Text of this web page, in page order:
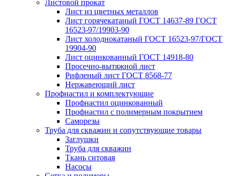
Листовой прокат
Лист из цветных металлов
Лист горячекатаный ГОСТ 14637-89 ГОСТ
16523-97/19903-90
Лист холоднокатаный ГОСТ 16523-97/ГОСТ
19904-90
Лист оцинкованный ГОСТ 14918-80
Просечно-вытяжной лист
Рифленый лист ГОСТ 8568-77
Нержавеющий лист
Профнастил и комплектующие
Профнастил оцинкованный
Профнастил с полимерным покрытием
Саморезы
Труба для скважин и сопутствующие товары
Заглушки
Труба для скважин
Ткань ситовая
Насосы